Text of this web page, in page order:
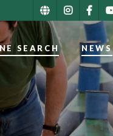
SEARCH NEWS